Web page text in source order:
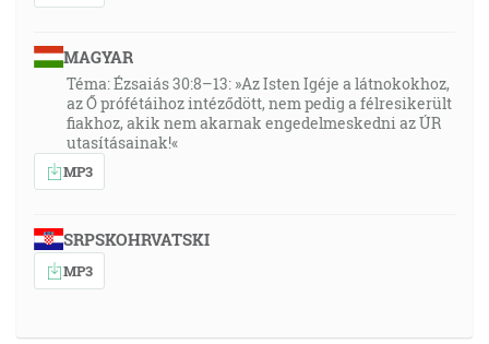
MAGYAR
Téma: Ézsaiás 30:8–13: »Az Isten Igéje a látnokokhoz,
az Ő prófétáihoz intéződött, nem pedig a félresikerült
fiakhoz, akik nem akarnak engedelmeskedni az ÚR
utasításainak!«
MP3
SRPSKOHRVATSKI
MP3